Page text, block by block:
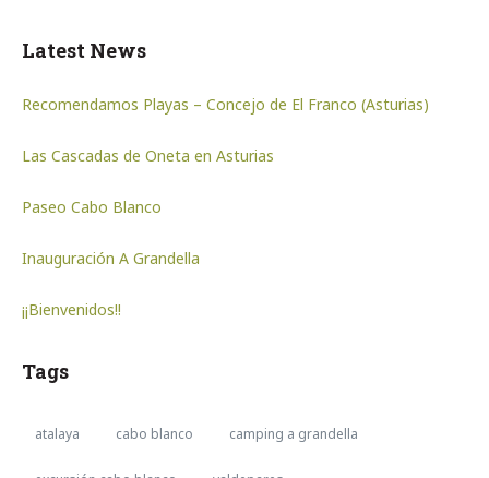
Latest News
Recomendamos Playas – Concejo de El Franco (Asturias)
Las Cascadas de Oneta en Asturias
Paseo Cabo Blanco
Inauguración A Grandella
¡¡Bienvenidos!!
Tags
atalaya cabo blanco camping a grandella